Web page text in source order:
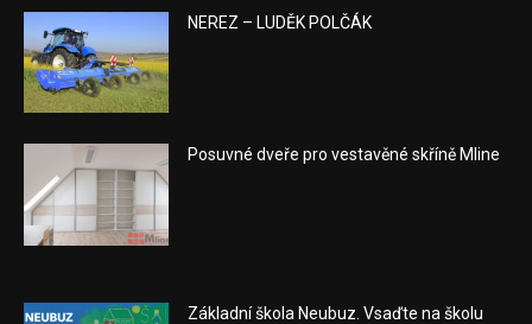
NEREZ – LUDĚK POLČÁK
Posuvné dveře pro vestavěné skříně Mline
Základní škola Neubuz. Vsaďte na školu